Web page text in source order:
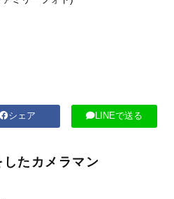
シェア LINEで送る
したカメラマン